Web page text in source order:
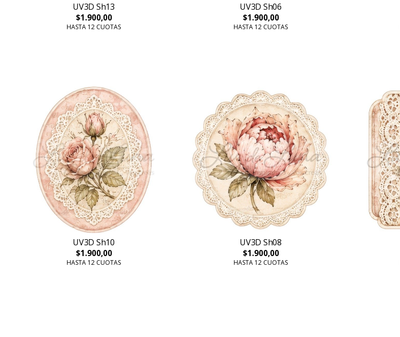
UV3D Sh13
$1.900,00
HASTA 12 CUOTAS
UV3D Sh06
$1.900,00
HASTA 12 CUOTAS
UV3D Sh10
$1.900,00
HASTA 12 CUOTAS
UV3D Sh08
$1.900,00
HASTA 12 CUOTAS